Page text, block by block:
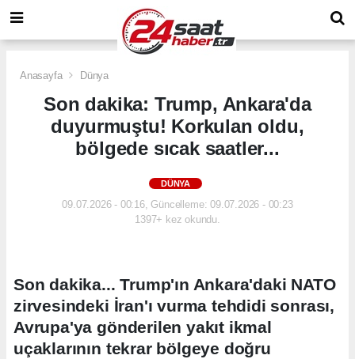
Anasayfa Dünya
Son dakika: Trump, Ankara'da
duyurmuştu! Korkulan oldu,
bölgede sıcak saatler...
DÜNYA
09.07.2026 - 00:16, Güncelleme: 09.07.2026 - 00:23
1397+ kez okundu.
Son dakika... Trump'ın Ankara'daki NATO
zirvesindeki İran'ı vurma tehdidi sonrası,
Avrupa'ya gönderilen yakıt ikmal
uçaklarının tekrar bölgeye doğru